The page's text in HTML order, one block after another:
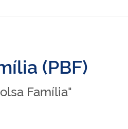
(PBF)
Família"